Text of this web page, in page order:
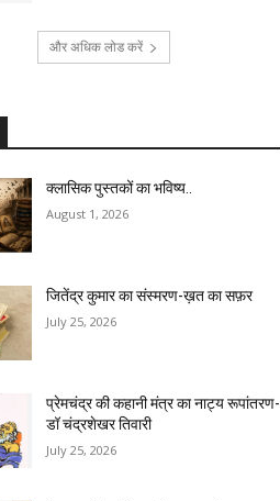
और अधिक लोड करें
क्लासिक पुस्तकों का भविष्य..
August 1, 2026
जितेंद्र कुमार का संस्मरण-ख़त का सफ़र
July 25, 2026
प्रेमचंद्र की कहानी मंत्र का नाट्य रूपांतरण-
डॉ चंद्रशेखर तिवारी
July 25, 2026